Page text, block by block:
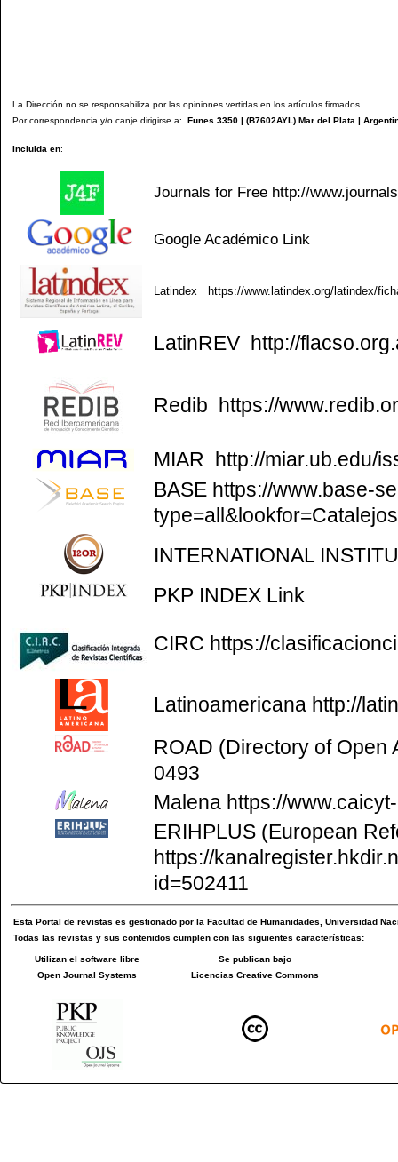
La Dirección no se responsabiliza por las opiniones vertidas en los artículos firmados.
Por correspondencia y/o canje dirigirse a: Funes 3350 | (B7602AYL) Mar del Plata |
Incluida en:
Journals for Free http://
Google Académico Link
Latindex https://www.latindex.org/latindex/
LatinREV http://
Redib https://
MIAR
http://miar.ub.edu/
BASE https://www.base-
INTERNATIONAL
PKP INDEX Link
CIRC https://
Latinoamericana http://
ROAD (Directory of Open
0493
Malena https://
ERIHPLUS (European
https://
id=502411
EstaPortal de revistas es gestionado por laFacultad de Humanidades,Universidad
Todas las revistas y sus contenidos cumplen con las siguientes características:
Utilizan el software libre
Open Journal Systems
Se publican bajo
Licencias Creative Commons